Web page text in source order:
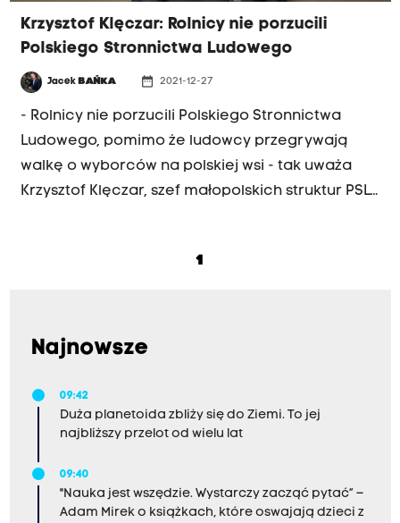
Klęczar.
Krzysztof Klęczar: Rolnicy nie porzucili
Polskiego Stronnictwa Ludowego
Jacek BAŃKA date_range 2021-12-27
- Rolnicy nie porzucili Polskiego Stronnictwa
Ludowego, pomimo że ludowcy przegrywają
walkę o wyborców na polskiej wsi - tak uważa
Krzysztof Klęczar, szef małopolskich struktur PSL i
parlamentarnych w dwóch blokach, z których
1
Najnowsze
09:42
Duża planetoida zbliży się do Ziemi. To jej
najbliższy przelot od wielu lat
09:40
"Nauka jest wszędzie. Wystarczy zacząć pytać” –
Adam Mirek o książkach, które oswajają dzieci z